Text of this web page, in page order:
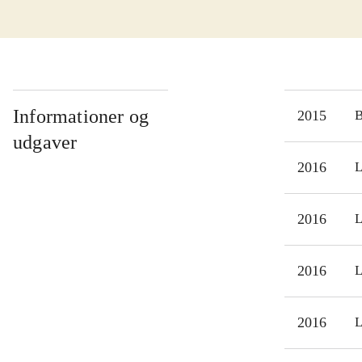
Informationer og
udgaver
2015
2016
2016
2016
2016